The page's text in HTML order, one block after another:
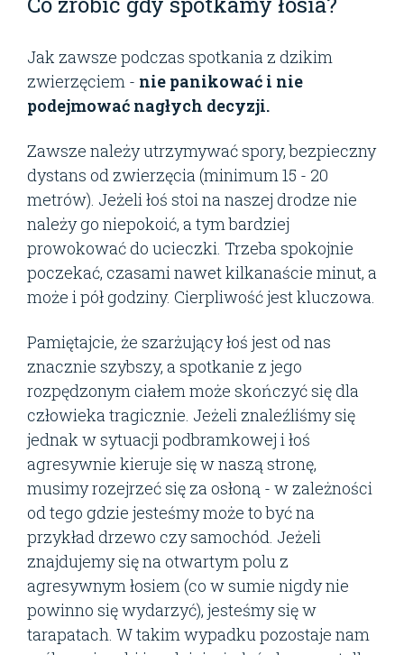
Jak zawsze podczas spotkania z dzikim
zwierzęciem - nie panikować i nie
podejmować nagłych decyzji.
Zawsze należy utrzymywać spory, bezpieczny
dystans od zwierzęcia (minimum 15 - 20
metrów). Jeżeli łoś stoi na naszej drodze nie
należy go niepokoić, a tym bardziej
prowokować do ucieczki. Trzeba spokojnie
poczekać, czasami nawet kilkanaście minut, a
może i pół godziny. Cierpliwość jest kluczowa.
Pamiętajcie, że szarżujący łoś jest od nas
znacznie szybszy, a spotkanie z jego
rozpędzonym ciałem może skończyć się dla
człowieka tragicznie. Jeżeli znaleźliśmy się
jednak w sytuacji podbramkowej i łoś
agresywnie kieruje się w naszą stronę,
musimy rozejrzeć się za osłoną - w zależności
od tego gdzie jesteśmy może to być na
przykład drzewo czy samochód. Jeżeli
znajdujemy się na otwartym polu z
agresywnym łosiem (co w sumie nigdy nie
powinno się wydarzyć), jesteśmy się w
tarapatach. W takim wypadku pozostaje nam